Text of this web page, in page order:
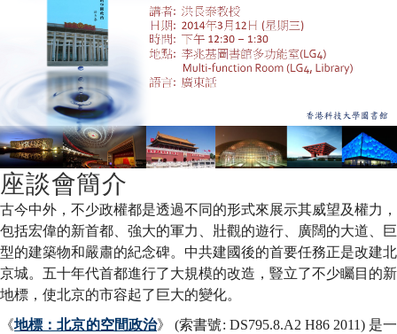
治
Beijing's
Spatial
Politics
座談會簡介
古今中外，不少政權都是透過不同的形式來展示其威望及權力，
包括宏偉的新首都、強大的軍力、壯觀的遊行、廣闊的大道、巨
型的建築物和嚴肅的紀念碑。中共建國後的首要任務正是改建北
京城。五十年代首都進行了大規模的改造，豎立了不少矚目的新
地標，使北京的市容起了巨大的變化。
《地標：北京的空間政治》 (索書號: DS795.8.A2 H86 2011) 是一